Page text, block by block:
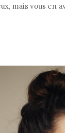
mais vous en